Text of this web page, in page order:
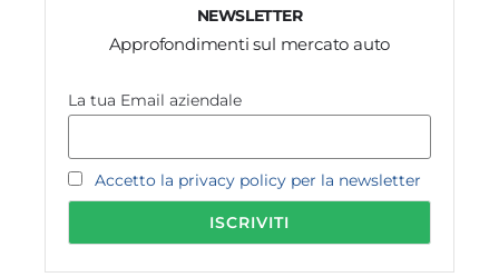
NEWSLETTER
Approfondimenti sul mercato auto
La tua Email aziendale
Accetto la privacy policy per la newsletter